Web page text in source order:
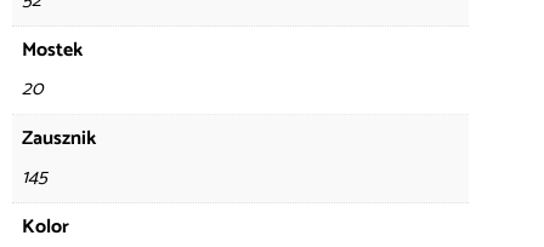
Mostek
20
Zausznik
145
Kolor